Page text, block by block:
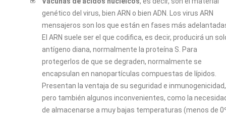
genético del virus, bien ARN o bien ADN. Los virus ARN
mensajeros son los que están en fases más
El ARN suele ser el que codifica, es decir, producirá un
antígeno diana, normalmente la proteína S. Para
protegerlos de que se degraden, normalmente se
encapsulan en nanopartículas compuestas de lípidos.
Presentan la ventaja de su seguridad e inmunogenicidad,
pero también algunos inconvenientes, como la
de almacenarse a muy bajas temperaturas (menos de